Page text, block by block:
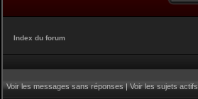
Index du forum
Voir les messages sans réponses|Voir les sujets actifs